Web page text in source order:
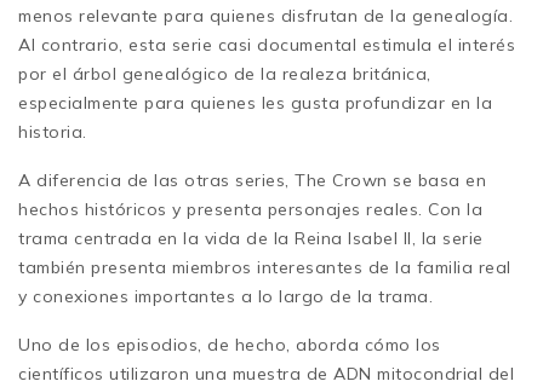
menos relevante para quienes disfrutan de la genealogía.
Al contrario, esta serie casi documental estimula el interés
por el árbol genealógico de la realeza británica,
especialmente para quienes les gusta profundizar en la
historia.
A diferencia de las otras series, The Crown se basa en
hechos históricos y presenta personajes reales. Con la
trama centrada en la vida de la Reina Isabel II, la serie
también presenta miembros interesantes de la familia real
y conexiones importantes a lo largo de la trama.
Uno de los episodios, de hecho, aborda cómo los
científicos utilizaron una muestra de ADN mitocondrial del